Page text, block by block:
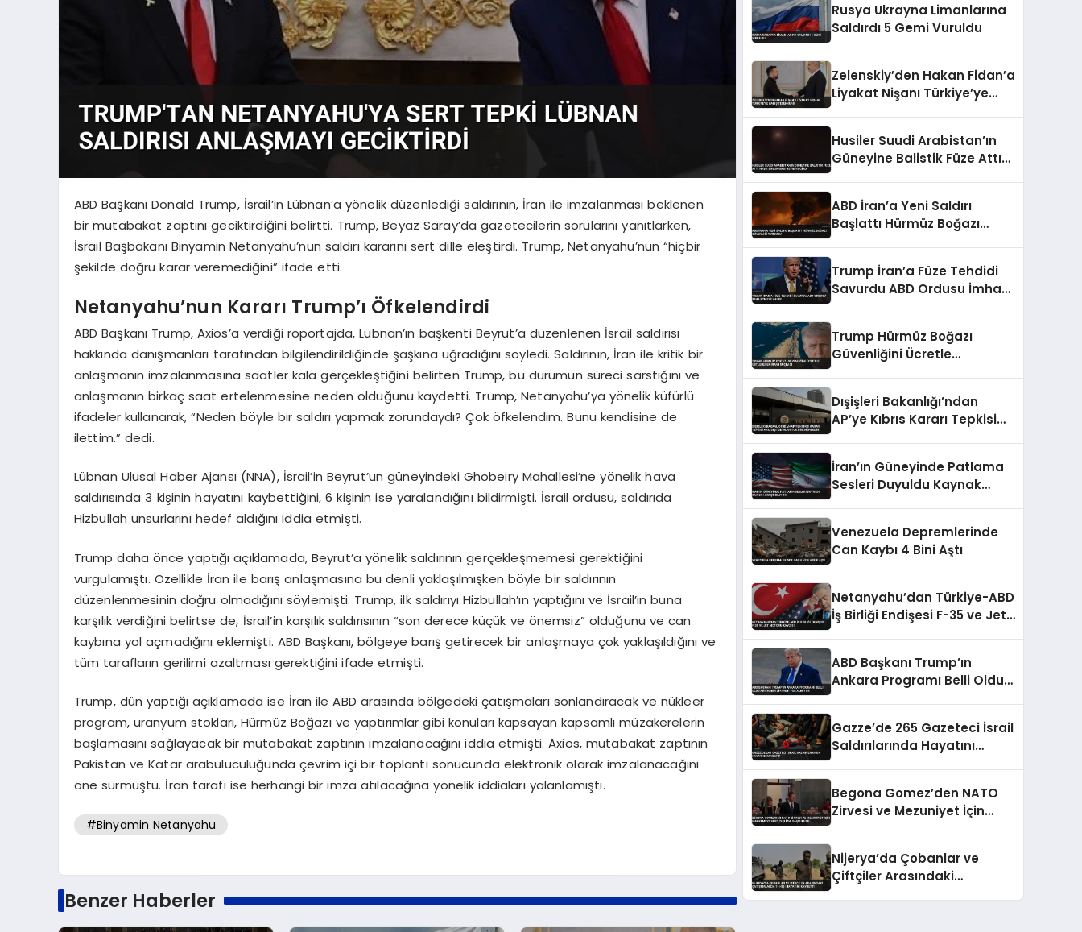
ABD Başkanı Donald Trump, İsrail’in Lübnan’a yönelik düzenlediği saldırının, İran ile imzalanması beklenen
bir mutabakat zaptını geciktirdiğini belirtti. Trump, Beyaz Saray’da gazetecilerin sorularını yanıtlarken,
İsrail Başbakanı Binyamin Netanyahu’nun saldırı kararını sert dille eleştirdi. Trump, Netanyahu’nun “hiçbir
şekilde doğru karar veremediğini” ifade etti.
Netanyahu’nun Kararı Trump’ı Öfkelendirdi
ABD Başkanı Trump, Axios’a verdiği röportajda, Lübnan’ın başkenti Beyrut’a düzenlenen İsrail saldırısı
hakkında danışmanları tarafından bilgilendirildiğinde şaşkına uğradığını söyledi. Saldırının, İran ile kritik bir
anlaşmanın imzalanmasına saatler kala gerçekleştiğini belirten Trump, bu durumun süreci sarstığını ve
anlaşmanın birkaç saat ertelenmesine neden olduğunu kaydetti. Trump, Netanyahu’ya yönelik küfürlü
ifadeler kullanarak, “Neden böyle bir saldırı yapmak zorundaydı? Çok öfkelendim. Bunu kendisine de
ilettim.” dedi.
Lübnan Ulusal Haber Ajansı (NNA), İsrail’in Beyrut’un güneyindeki Ghobeiry Mahallesi’ne yönelik hava
saldırısında 3 kişinin hayatını kaybettiğini, 6 kişinin ise yaralandığını bildirmişti. İsrail ordusu, saldırıda
Hizbullah unsurlarını hedef aldığını iddia etmişti.
Trump daha önce yaptığı açıklamada, Beyrut’a yönelik saldırının gerçekleşmemesi gerektiğini
vurgulamıştı. Özellikle İran ile barış anlaşmasına bu denli yaklaşılmışken böyle bir saldırının
düzenlenmesinin doğru olmadığını söylemişti. Trump, ilk saldırıyı Hizbullah’ın yaptığını ve İsrail’in buna
karşılık verdiğini belirtse de, İsrail’in karşılık saldırısının “son derece küçük ve önemsiz” olduğunu ve can
kaybına yol açmadığını eklemişti. ABD Başkanı, bölgeye barış getirecek bir anlaşmaya çok yaklaşıldığını ve
tüm tarafların gerilimi azaltması gerektiğini ifade etmişti.
Trump, dün yaptığı açıklamada ise İran ile ABD arasında bölgedeki çatışmaları sonlandıracak ve nükleer
program, uranyum stokları, Hürmüz Boğazı ve yaptırımlar gibi konuları kapsayan kapsamlı müzakerelerin
başlamasını sağlayacak bir mutabakat zaptının imzalanacağını iddia etmişti. Axios, mutabakat zaptının
Pakistan ve Katar arabuluculuğunda çevrim içi bir toplantı sonucunda elektronik olarak imzalanacağını
öne sürmüştü. İran tarafı ise herhangi bir imza atılacağına yönelik iddiaları yalanlamıştı.
#Binyamin Netanyahu
Benzer Haberler
Rusya Ukrayna Limanlarına
Saldırdı 5 Gemi Vuruldu
Zelenskiy’den Hakan Fidan’a
Liyakat Nişanı Türkiye’ye
Husiler Suudi Arabistan’ın
Güneyine Balistik Füze Attı
ABD İran’a Yeni Saldırı
Başlattı Hürmüz Boğazı
Trump İran’a Füze Tehdidi
Savurdu ABD Ordusu İmha
Trump Hürmüz Boğazı
Güvenliğini Ücretle
Dışişleri Bakanlığı’ndan
AP’ye Kıbrıs Kararı Tepkisi
İran’ın Güneyinde Patlama
Sesleri Duyuldu Kaynak
Venezuela Depremlerinde
Can Kaybı 4 Bini Aştı
Netanyahu’dan Türkiye-ABD
İş Birliği Endişesi F-35 ve Jet
ABD Başkanı Trump’ın
Ankara Programı Belli Oldu
Gazze’de 265 Gazeteci İsrail
Saldırılarında Hayatını
Begona Gomez’den NATO
Zirvesi ve Mezuniyet İçin
Nijerya’da Çobanlar ve
Çiftçiler Arasındaki